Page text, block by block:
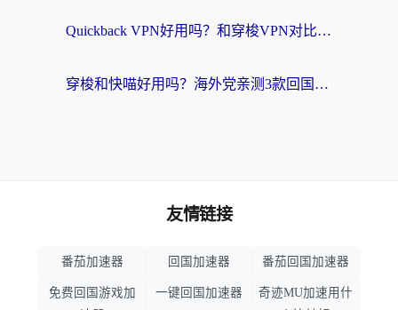
Quickback VPN好用吗？和穿梭VPN对比哪个回国效果更好？海外党必看的真实测评与选择指南
穿梭和快喵好用吗？海外党亲测3款回国加速器，附日本回国VPN避坑指南
友情链接
番茄加速器 回国加速器 番茄回国加速器
免费回国游戏加
一键回国加速器
奇迹MU加速用什